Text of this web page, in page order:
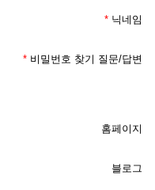
* 닉네임
* 비밀번호 찾기 질문/답변
홈페이지
블로그